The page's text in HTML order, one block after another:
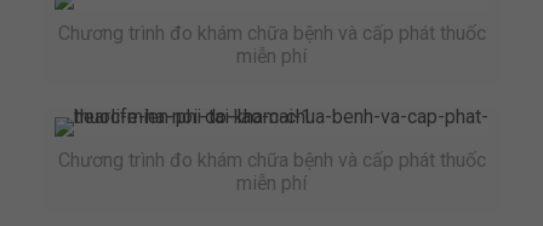
Chương trình đo khám chữa bệnh và cấp phát thuốc
miễn phí
Chương trình đo khám chữa bệnh và cấp phát thuốc
miễn phí